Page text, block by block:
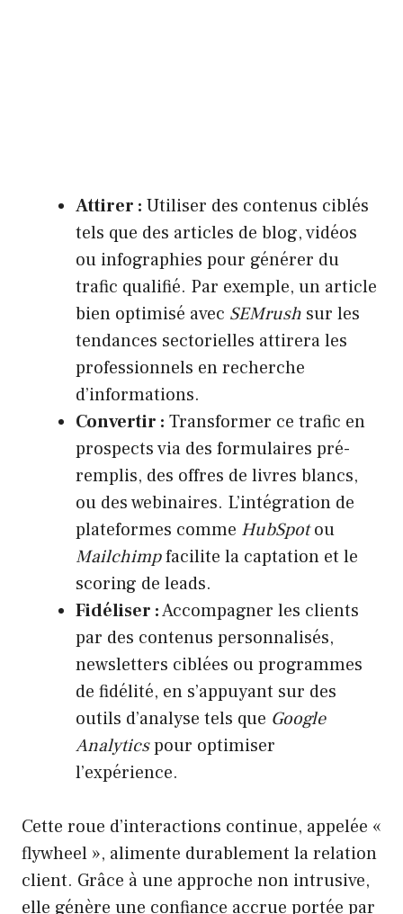
Attirer : Utiliser des contenus ciblés
tels que des articles de blog, vidéos
ou infographies pour générer du
trafic qualifié. Par exemple, un article
bien optimisé avec SEMrush sur les
tendances sectorielles attirera les
professionnels en recherche
d’informations.
Convertir : Transformer ce trafic en
prospects via des formulaires pré-
remplis, des offres de livres blancs,
ou des webinaires. L’intégration de
plateformes comme HubSpotou
Mailchimpfacilite la captation et le
scoring de leads.
Fidéliser :Accompagner les clients
par des contenus personnalisés,
newsletters ciblées ou programmes
de fidélité, en s’appuyant sur des
outils d’analyse tels que Google
Analyticspour optimiser
l’expérience.
Cette roue d’interactions continue, appelée «
flywheel », alimente durablement la relation
client. Grâce à une approche non intrusive,
elle génère une confiance accrue portée par